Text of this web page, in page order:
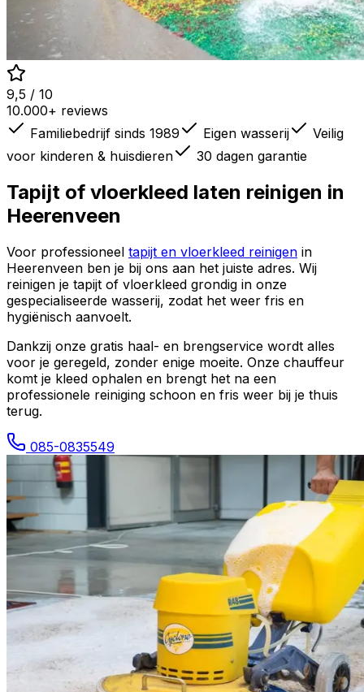
9,5 / 10
10.000+ reviews
Familiebedrijf sinds 1989
Eigen wasserij
Veilig
voor kinderen & huisdieren
30 dagen garantie
Tapijt of vloerkleed laten reinigen in
Heerenveen
Voor professioneel tapijt en vloerkleed reinigen in
Heerenveen ben je bij ons aan het juiste adres. Wij
reinigen je tapijt of vloerkleed grondig in onze
gespecialiseerde wasserij, zodat het weer fris en
hygiënisch aanvoelt.
Dankzij onze gratis haal- en brengservice wordt alles
voor je geregeld, zonder enige moeite. Onze chauffeur
komt je kleed ophalen en brengt het na een
professionele reiniging schoon en fris weer bij je thuis
terug.
085-0835549